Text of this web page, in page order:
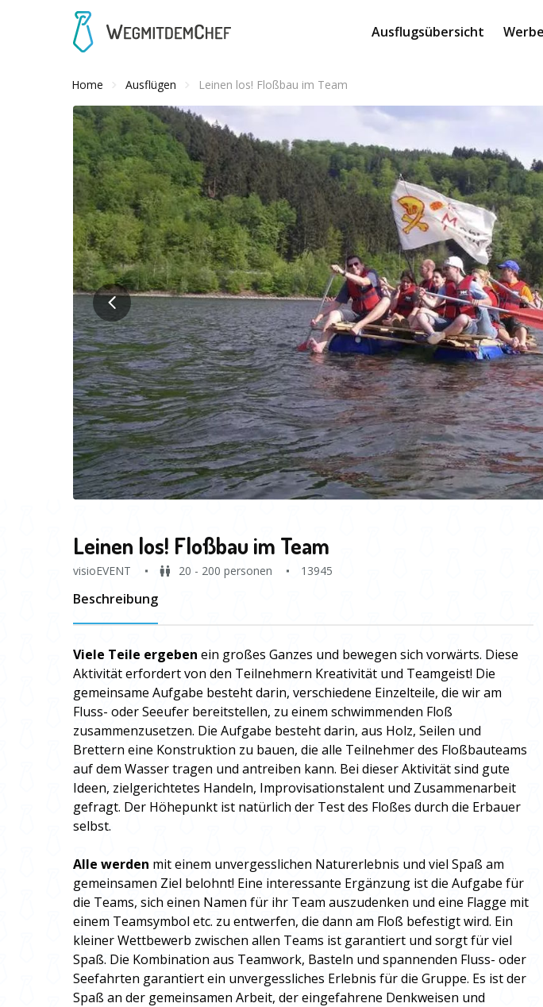
Ausflugsübersicht
Home Ausflügen Leinen los! Floßbau im Team
Leinen los! Floßbau im Team
visioEVENT 20 - 200 personen 13945
Beschreibung
Viele Teile ergeben ein großes Ganzes und bewegen sich vorwärts. Diese
Aktivität erfordert von den Teilnehmern Kreativität und Teamgeist! Die
gemeinsame Aufgabe besteht darin, verschiedene Einzelteile, die wir am
Fluss- oder Seeufer bereitstellen, zu einem schwimmenden Floß
zusammenzusetzen. Die Aufgabe besteht darin, aus Holz, Seilen und
Brettern eine Konstruktion zu bauen, die alle Teilnehmer des Floßbauteams
auf dem Wasser tragen und antreiben kann. Bei dieser Aktivität sind gute
Ideen, zielgerichtetes Handeln, Improvisationstalent und Zusammenarbeit
gefragt. Der Höhepunkt ist natürlich der Test des Floßes durch die Erbauer
selbst.
Alle werden mit einem unvergesslichen Naturerlebnis und viel Spaß am
gemeinsamen Ziel belohnt! Eine interessante Ergänzung ist die Aufgabe für
die Teams, sich einen Namen für ihr Team auszudenken und eine Flagge mit
einem Teamsymbol etc. zu entwerfen, die dann am Floß befestigt wird. Ein
kleiner Wettbewerb zwischen allen Teams ist garantiert und sorgt für viel
Spaß. Die Kombination aus Teamwork, Basteln und spannenden Fluss- oder
Seefahrten garantiert ein unvergessliches Erlebnis für die Gruppe. Es ist der
Spaß an der gemeinsamen Arbeit, der eingefahrene Denkweisen und